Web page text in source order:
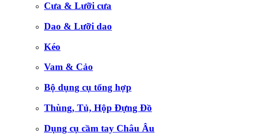
Cưa & Lưỡi cưa
Dao & Lưỡi dao
Kéo
Vam & Cảo
Bộ dụng cụ tổng hợp
Thùng, Tủ, Hộp Đựng Đồ
Dụng cụ cầm tay Châu Âu